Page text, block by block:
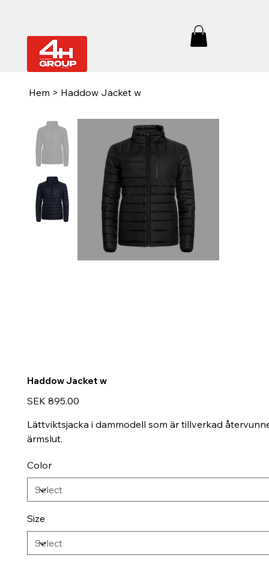
Hem > Haddow Jacket w
Haddow Jacket w
Price
SEK 895.00
Lättviktsjacka i dammodell som är tillverkad
ärmslut.
Color
Size